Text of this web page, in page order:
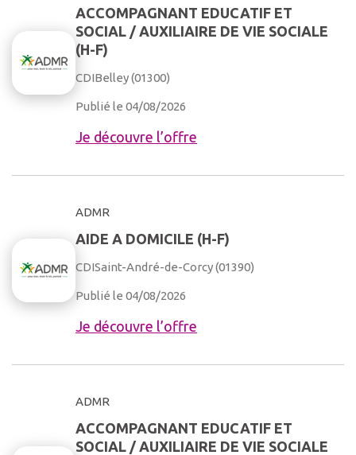
ACCOMPAGNANT EDUCATIF ET
SOCIAL / AUXILIAIRE DE VIE SOCIALE
(H-F)
CDIBelley (01300)
Publié le 04/08/2026
Je découvre l’offre
ADMR
AIDE A DOMICILE (H-F)
CDISaint-André-de-Corcy (01390)
Publié le 04/08/2026
Je découvre l’offre
ADMR
ACCOMPAGNANT EDUCATIF ET
SOCIAL / AUXILIAIRE DE VIE SOCIALE